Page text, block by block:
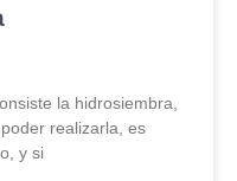
la hidrosiembra,
realizarla, es
y si